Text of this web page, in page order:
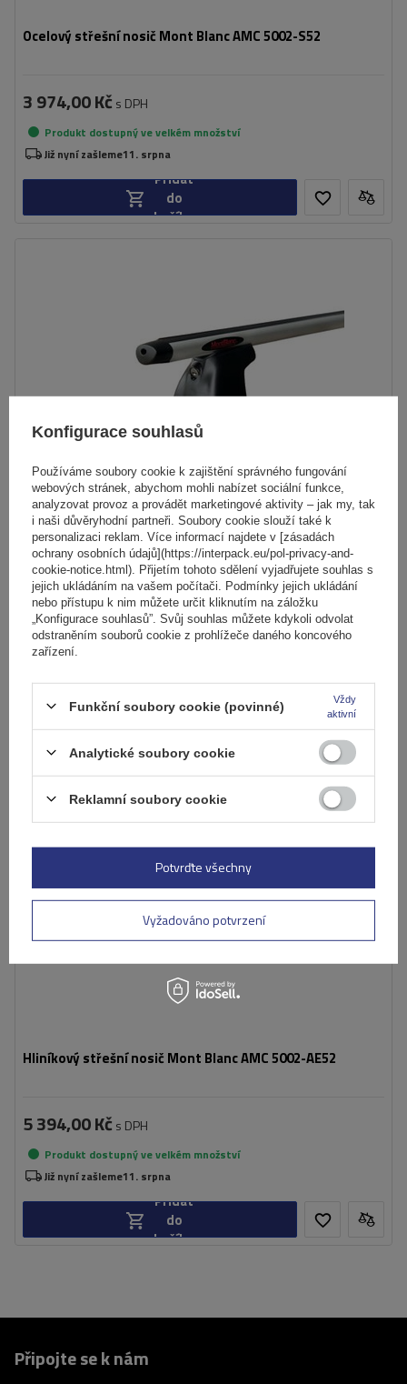
Ocelový střešní nosič Mont Blanc AMC 5002-S52
3 974,00 Kč s DPH
Produkt dostupný ve velkém množství
Již nyní zašleme11. srpna
Přidat
do
košíku
Hliníkový střešní nosič Mont Blanc AMC 5002-A52
4 867,00 Kčs DPH
Produkt dostupný ve velkém množství
Přidat
do
košíku
Hliníkový střešní nosič Mont Blanc AMC 5002-AE52
5 394,00 Kč s DPH
Produkt dostupný ve velkém množství
Již nyní zašleme11. srpna
Přidat
do
košíku
Připojte se k nám
Konfigurace souhlasů
Používáme soubory cookie k zajištění správného fungování
webových stránek, abychom mohli nabízet sociální funkce,
analyzovat provoz a provádět marketingové aktivity – jak my, tak
i naši důvěryhodní partneři. Soubory cookie slouží také k
personalizaci reklam. Více informací najdete v [zásadách
ochrany osobních údajů](https://interpack.eu/pol-privacy-and-
cookie-notice.html). Přijetím tohoto sdělení vyjadřujete souhlas s
jejich ukládáním na vašem počítači. Podmínky jejich ukládání
nebo přístupu k nim můžete určit kliknutím na záložku
„Konfigurace souhlasů”. Svůj souhlas můžete kdykoli odvolat
odstraněním souborů cookie z prohlížeče daného koncového
zařízení.
Funkční soubory cookie (povinné)
Vždy
aktivní
Analytické soubory cookie
Reklamní soubory cookie
Vyžadováno potvrzení
Potvrďte všechny